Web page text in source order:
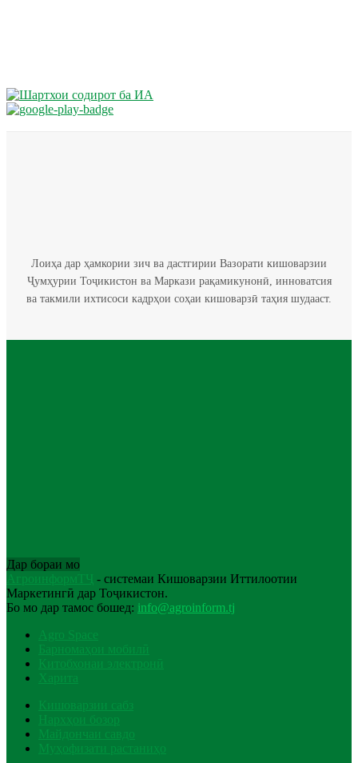
Лоиҳа дар ҳамкории зич ва дастгирии Вазорати кишоварзии
Ҷумҳурии Тоҷикистон ва Маркази рақамикунонӣ, инноватсия
ва такмили ихтисоси кадрҳои соҳаи кишоварзӣ таҳия шудааст.
Дар бораи мо
АгроинформТҶ - системаи Кишоварзии Иттилоотии
Маркетингӣ дар Тоҷикистон.
Бо мо дар тамос бошед: info@agroinform.tj
Agro Space
Барномаҳои мобилӣ
Китобхонаи электронӣ
Харита
Кишоварзии сабз
Нархҳои бозор
Майдончаи савдо
Муҳофизати растаниҳо